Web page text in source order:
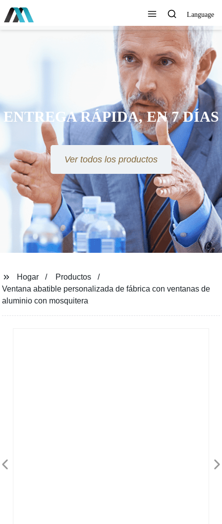
Language
ENTREGA RÁPIDA, EN 7 DÍAS
Ver todos los productos
Hogar
Productos
Ventana abatible personalizada de fábrica con ventanas de
aluminio con mosquitera